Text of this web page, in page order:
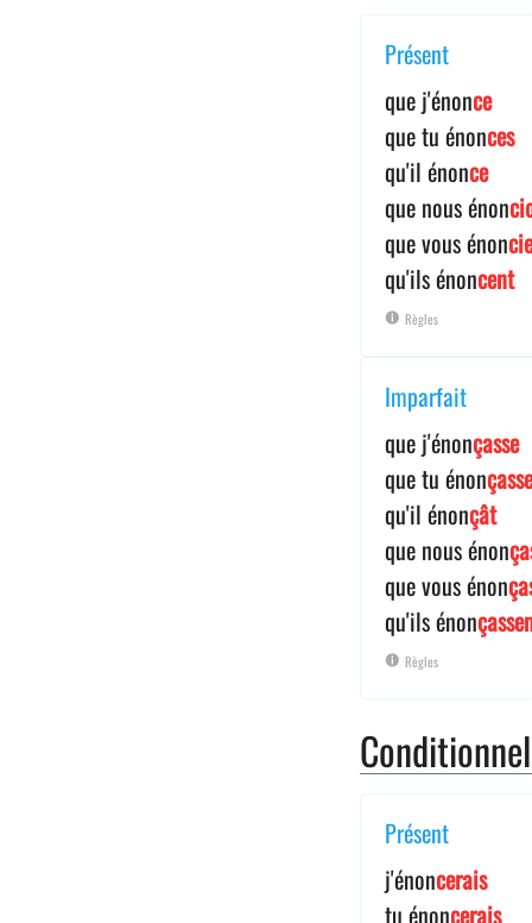
Présent
que j'énonce
que tu énonces
qu'il énonce
que nous énon
que vous énon
qu'ils énoncent
Règles
Imparfait
que j'énonçasse
que tu énon
qu'il énonçât
que nous énon
que vous énon
qu'ils énon
Règles
Présent
j'énoncerais
tu énoncerais